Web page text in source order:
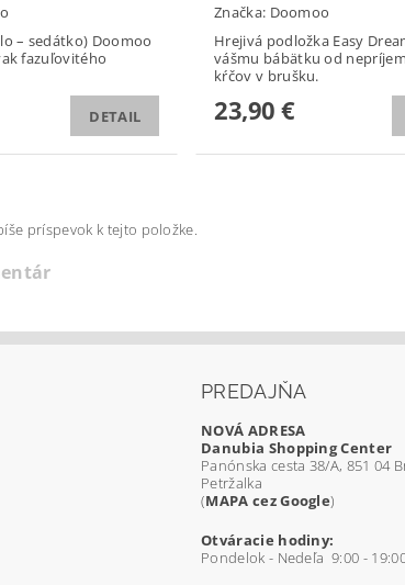
– sedátko) Doomoo
fazuľovitého
DETAIL
Značka: Doomoo
Hrejivá podložka Easy
vášmu bábätku od
kŕčov v brušku.
23,90 €
príspevok k tejto položke.
PREDAJŇA
NOVÁ ADRESA
Danubia Shopping Center
Panónska cesta 38/A, 851 04
Petržalka
(MAPA cez Google)
Otváracie hodiny:
Pondelok - Nedeľa 9:00 -